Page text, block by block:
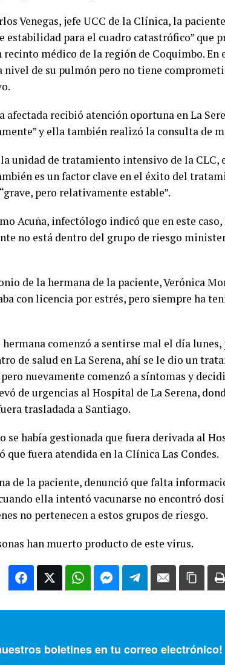
Venegas, jefe UCC de la Clínica, la
estabilidad para el cuadro catastrófico” que
recinto médico de la región de Coquimbo. En
de su pulmón pero no tiene
afectada recibió atención oportuna en La
y ella también realizó la consulta de
unidad de tratamiento intensivo de la CLC,
es un factor clave en el éxito del
pero relativamente estable”.
Acuña, infectólogo indicó que en este
no está dentro del grupo de riesgo
de la hermana de la paciente, Verónica
con licencia por estrés, pero siempre ha
comenzó a sentirse mal el día lunes,
de salud en La Serena, ahí se le dio un
nuevamente comenzó a síntomas y
de urgencias al Hospital de La Serena,
trasladada a Santiago.
se había gestionada que fuera derivada al
fuera atendida en la Clínica Las Condes.
de la paciente, denunció que falta
ella intentó vacunarse no encontró
no pertenecen a estos grupos de riesgo.
han muerto producto de este virus.